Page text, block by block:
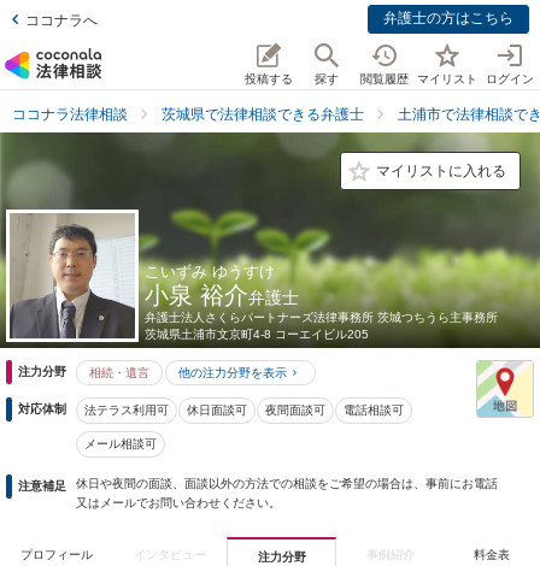
ココナラへ 弁護士の方はこちら
投稿する 探す 閲覧履歴 マイリスト ログイン
ココナラ法律相談 茨城県で法律相談できる弁護士 土浦市で法律相談で
マイリストに入れる
こいずみ ゆうすけ
小泉 裕介弁護士
弁護士法人さくらパートナーズ法律事務所 茨城つちうら主事務所
茨城県土浦市文京町4-8 コーエイビル205
注力分野 相続・遺言 他の注力分野を表示
対応体制 法テラス利用可 休日面談可 夜間面談可 電話相談可
メール相談可
注意補足
休日や夜間の面談、面談以外の方法での相談をご希望の場合は、事前にお電話
又はメールでお問い合わせください。
プロフィール インタビュー 注力分野 事例紹介 料金表